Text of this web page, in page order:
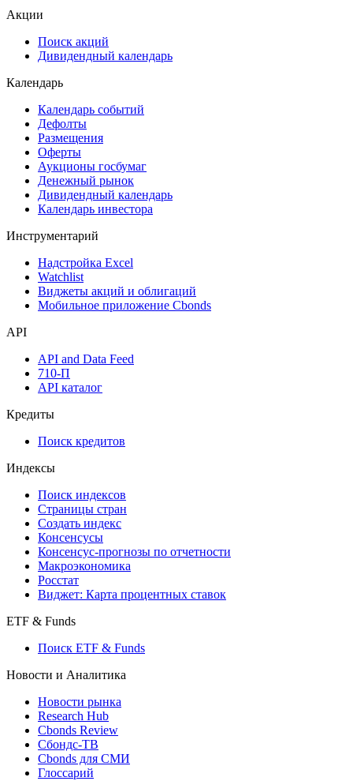
Акции
Поиск акций
Дивидендный календарь
Календарь
Календарь событий
Дефолты
Размещения
Оферты
Аукционы госбумаг
Денежный рынок
Дивидендный календарь
Календарь инвестора
Инструментарий
Надстройка Excel
Watchlist
Виджеты акций и облигаций
Мобильное приложение Cbonds
API
API and Data Feed
710-П
API каталог
Кредиты
Поиск кредитов
Индексы
Поиск индексов
Страницы стран
Создать индекс
Консенсусы
Консенсус-прогнозы по отчетности
Макроэкономика
Росстат
Виджет: Карта процентных ставок
ETF & Funds
Поиск ETF & Funds
Новости и Аналитика
Новости рынка
Research Hub
Cbonds Review
Сбондс-ТВ
Cbonds для СМИ
Глоссарий